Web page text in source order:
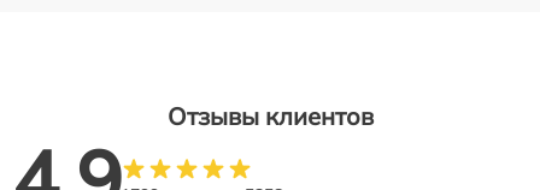
Отзывы клиентов